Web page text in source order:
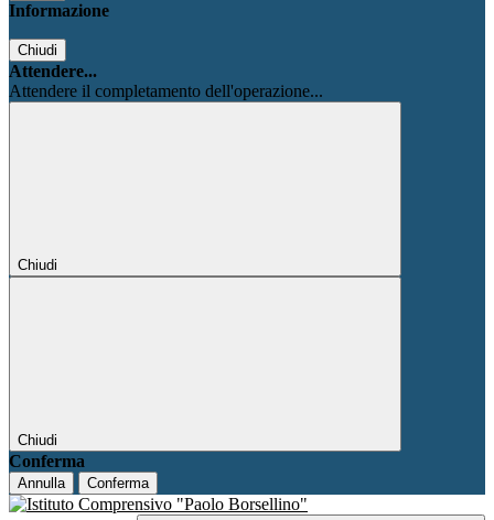
Informazione
Chiudi
Attendere...
Attendere il completamento dell'operazione...
Chiudi
Chiudi
Conferma
Annulla Conferma